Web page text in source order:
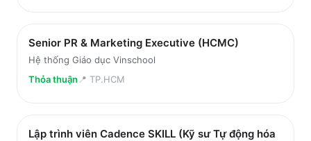
Senior PR & Marketing Executive (HCMC)
Hệ thống Giáo dục Vinschool
Thỏa thuận 📍 TP.HCM
Lập trình viên Cadence SKILL (Kỹ sư Tự động hóa